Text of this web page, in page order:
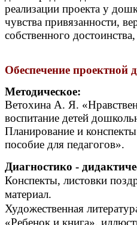
реализации проекта у
чувства привязанности,
собственного
Обеспечение проектной
Методическое:
Ветохина А. Я.
воспитание детей
Планирование и
пособие для педагогов».
Диагностико -
Конспекты, листовки
материал.
Художественная
«Ребенок и книга»,